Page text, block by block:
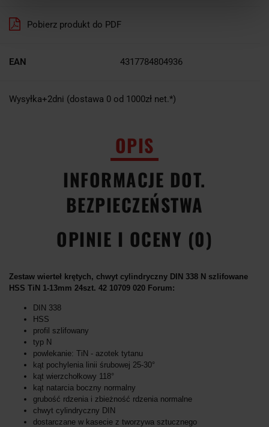
Pobierz produkt do PDF
EAN 4317784804936
Wysyłka+2dni (dostawa 0 od 1000zł net.*)
OPIS
INFORMACJE DOT.
BEZPIECZEŃSTWA
OPINIE I OCENY (0)
Zestaw wierteł krętych, chwyt cylindryczny DIN 338 N szlifowane
HSS TiN 1-13mm 24szt. 42 10709 020 Forum:
DIN 338
HSS
profil szlifowany
typ N
powlekanie: TiN - azotek tytanu
kąt pochylenia linii śrubowej 25-30°
kąt wierzchołkowy 118°
kąt natarcia boczny normalny
grubość rdzenia i zbieżność rdzenia normalne
chwyt cylindryczny DIN
dostarczane w kasecie z tworzywa sztucznego